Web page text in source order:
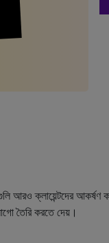
আরও ক্লায়েন্টদের আকর্ষণ
তৈরি করতে দেয়।